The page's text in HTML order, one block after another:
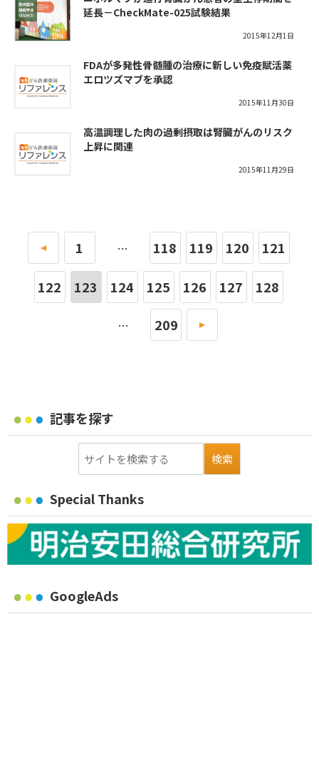
延長－CheckMate-025試験結果
2015年12月1日
FDAが多発性骨髄腫の治療に新しい免疫賦活薬
エロツズマブを承認
2015年11月30日
高温調理した肉の過剰摂取は腎臓がんのリスク
上昇に関連
2015年11月29日
« 1 … 118 119 120 121
122 123 124 125 126 127 128
… 209 »
記事を探す
Special Thanks
GoogleAds